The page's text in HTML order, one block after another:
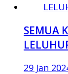
SEMUA
29 Jan